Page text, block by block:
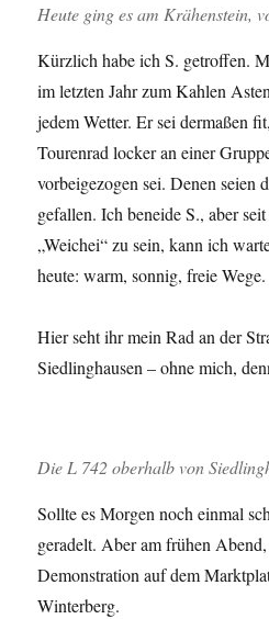
Heute ging es am Krähenstein,
Kürzlich habe ich S. getroffen.
im letzten Jahr zum Kahlen
jedem Wetter. Er sei dermaßen
Tourenrad locker an einer
vorbeigezogen sei. Denen seien
gefallen. Ich beneide S., aber
„Weichei“ zu sein, kann ich
heute: warm, sonnig, freie Wege.
Hier seht ihr mein Rad an der
Siedlinghausen – ohne mich,
Die L 742 oberhalb von
Sollte es Morgen noch einmal
geradelt. Aber am frühen
Demonstration auf dem
Winterberg.